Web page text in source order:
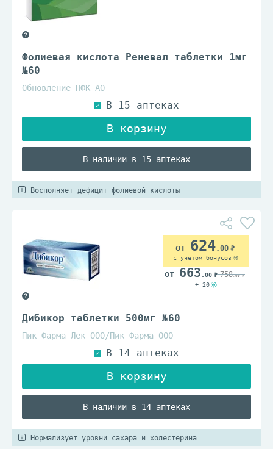
Фолиевая кислота Реневал таблетки 1мг
№60
Обновление ПФК АО
В наличии в 15 аптеках
Восполняет дефицит фолиевой кислоты
Дибикор таблетки 500мг №60
Пик Фарма Лек ООО/Пик Фарма ООО
В наличии в 14 аптеках
624.00
с учетом бонусов
663 .00 758.00
+ 20
Нормализует уровни сахара и холестерина